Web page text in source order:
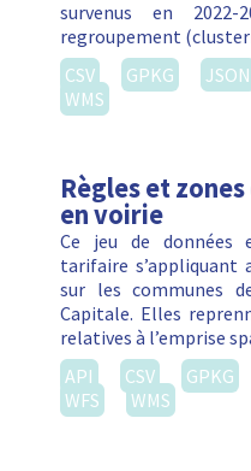
survenus en
regroupement
CSV
GPKG JSON
WMS
Règles et
en voirie
Ce jeu de données
tarifaire s’appliquant
sur les communes
Capitale. Elles
relatives à l’emprise
API
CSV GPKG
WFS
WMS